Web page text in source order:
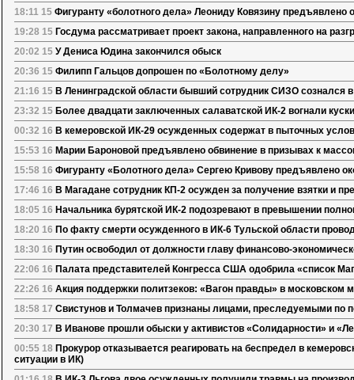
18:11 15 Фигуранту «болотного дела» Леониду Ковязину предъявлено
19:28 15 Госдума рассматривает проект закона, направленного на
20:02 15 У Дениса Юдина закончился обыск
20:36 15 Филипп Гальцов допрошен по «Болотному делу»
21:16 15 В Ленинградской области бывший сотрудник СИЗО сознался в
23:32 15 Более двадцати заключенных салаватской ИК-2 вогнали
00:32 16 В кемеровской ИК-29 осужденных содержат в пыточных
15:53 16 Марии Бароновой предъявлено обвинение в призывах к
15:58 16 Фигуранту «Болотного дела» Сергею Кривову предъявлено
17:46 16 В Магадане сотрудник КП-2 осужден за получение взятки и
18:05 16 Начальника бурятской ИК-2 подозревают в превышении
18:20 16 По факту смерти осужденного в ИК-6 Тульской области
18:30 16 Путин освободил от должности главу финансово-
22:06 16 Палата представителей Конгресса США одобрила «список
22:26 16 Акция поддержки политзеков: «Вагон правды» в московском
18:58 17 Свистунов и Толмачев признаны лицами, преследуемыми по
20:30 17 В Иванове прошли обыски у активистов «Солидарности» и
00:55 18 Прокурор отказывается реагировать на беспредел в
ситуации в ИК)